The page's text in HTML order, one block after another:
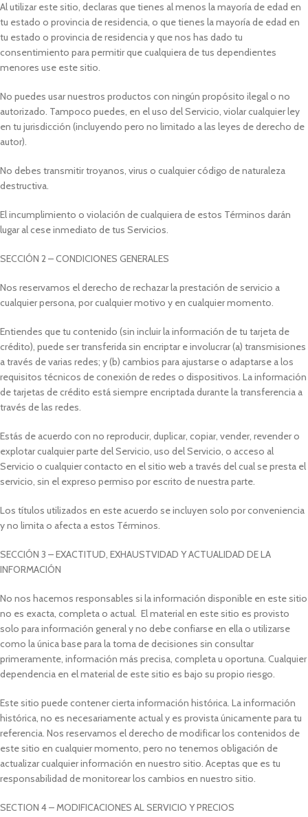
Al utilizar este sitio, declaras que tienes al menos la mayoría de edad en
tu estado o provincia de residencia, o que tienes la mayoría de edad en
tu estado o provincia de residencia y que nos has dado tu
consentimiento para permitir que cualquiera de tus dependientes
menores use este sitio.
No puedes usar nuestros productos con ningún propósito ilegal o no
autorizado. Tampoco puedes, en el uso del Servicio, violar cualquier ley
en tu jurisdicción (incluyendo pero no limitado a las leyes de derecho de
autor).
No debes transmitir troyanos, virus o cualquier código de naturaleza
destructiva.
El incumplimiento o violación de cualquiera de estos Términos darán
lugar al cese inmediato de tus Servicios.
SECCIÓN 2 – CONDICIONES GENERALES
Nos reservamos el derecho de rechazar la prestación de servicio a
cualquier persona, por cualquier motivo y en cualquier momento.
Entiendes que tu contenido (sin incluir la información de tu tarjeta de
crédito), puede ser transferida sin encriptar e involucrar (a) transmisiones
a través de varias redes; y (b) cambios para ajustarse o adaptarse a los
requisitos técnicos de conexión de redes o dispositivos. La información
de tarjetas de crédito está siempre encriptada durante la transferencia a
través de las redes.
Estás de acuerdo con no reproducir, duplicar, copiar, vender, revender o
explotar cualquier parte del Servicio, uso del Servicio, o acceso al
Servicio o cualquier contacto en el sitio web a través del cual se presta el
servicio, sin el expreso permiso por escrito de nuestra parte.
Los títulos utilizados en este acuerdo se incluyen solo por conveniencia
y no limita o afecta a estos Términos.
SECCIÓN 3 – EXACTITUD, EXHAUSTVIDAD Y ACTUALIDAD DE LA
INFORMACIÓN
No nos hacemos responsables si la información disponible en este sitio
no es exacta, completa o actual. El material en este sitio es provisto
solo para información general y no debe confiarse en ella o utilizarse
como la única base para la toma de decisiones sin consultar
primeramente, información más precisa, completa u oportuna. Cualquier
dependencia en el material de este sitio es bajo su propio riesgo.
Este sitio puede contener cierta información histórica. La información
histórica, no es necesariamente actual y es provista únicamente para tu
referencia. Nos reservamos el derecho de modificar los contenidos de
este sitio en cualquier momento, pero no tenemos obligación de
actualizar cualquier información en nuestro sitio. Aceptas que es tu
responsabilidad de monitorear los cambios en nuestro sitio.
SECTION 4 – MODIFICACIONES AL SERVICIO Y PRECIOS